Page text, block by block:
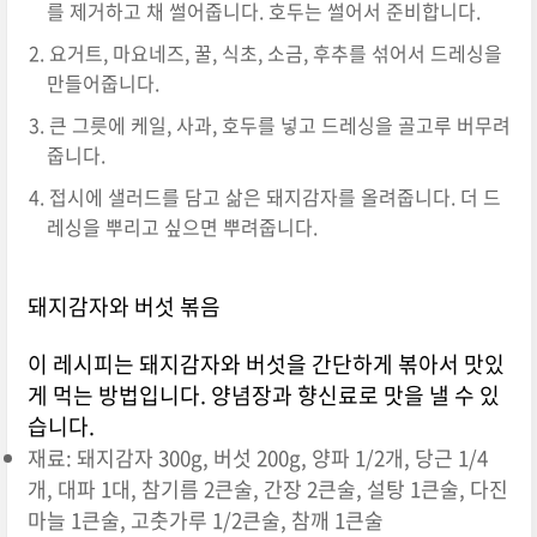
를 제거하고 채 썰어줍니다. 호두는 썰어서 준비합니다.
요거트, 마요네즈, 꿀, 식초, 소금, 후추를 섞어서 드레싱을
만들어줍니다.
큰 그릇에 케일, 사과, 호두를 넣고 드레싱을 골고루 버무려
줍니다.
접시에 샐러드를 담고 삶은 돼지감자를 올려줍니다. 더 드
레싱을 뿌리고 싶으면 뿌려줍니다.
돼지감자와 버섯 볶음
이 레시피는 돼지감자와 버섯을 간단하게 볶아서 맛있
게 먹는 방법입니다. 양념장과 향신료로 맛을 낼 수 있
습니다.
재료: 돼지감자 300g, 버섯 200g, 양파 1/2개, 당근 1/4
개, 대파 1대, 참기름 2큰술, 간장 2큰술, 설탕 1큰술, 다진
마늘 1큰술, 고춧가루 1/2큰술, 참깨 1큰술